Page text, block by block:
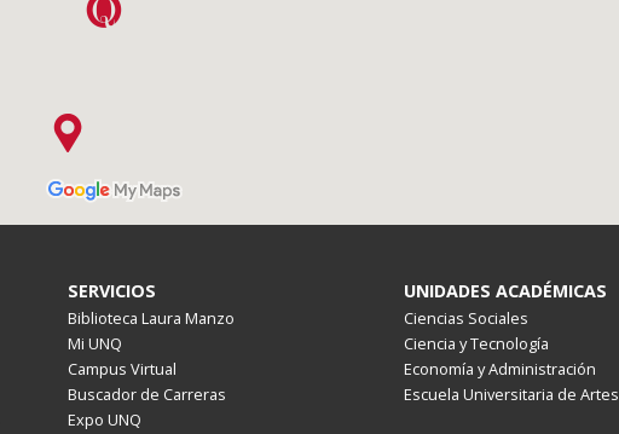
SERVICIOS
Biblioteca Laura Manzo
Mi UNQ
Campus Virtual
Buscador de Carreras
Expo UNQ
UNIDADES ACADÉMICAS
Ciencias Sociales
Ciencia y Tecnología
Economía y Administración
Escuela Universitaria de Artes